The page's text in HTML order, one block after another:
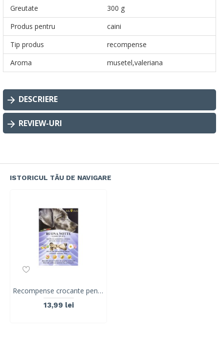
Greutate
300 g
Produs pentru
caini
Tip produs
recompense
Aroma
musetel,valeriana
DESCRIERE
REVIEW-URI
ISTORICUL TĂU DE NAVIGARE
Recompense crocante pentru caini ROLLS ROCKY Good Night, musețel si valeriana, 300g
13,99 lei